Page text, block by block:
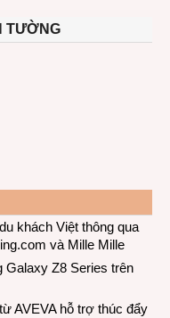
TƯỜNG
khách Việt thông qua
và Mille Mille
Galaxy Z8 Series trên
AVEVA hỗ trợ thúc đẩy